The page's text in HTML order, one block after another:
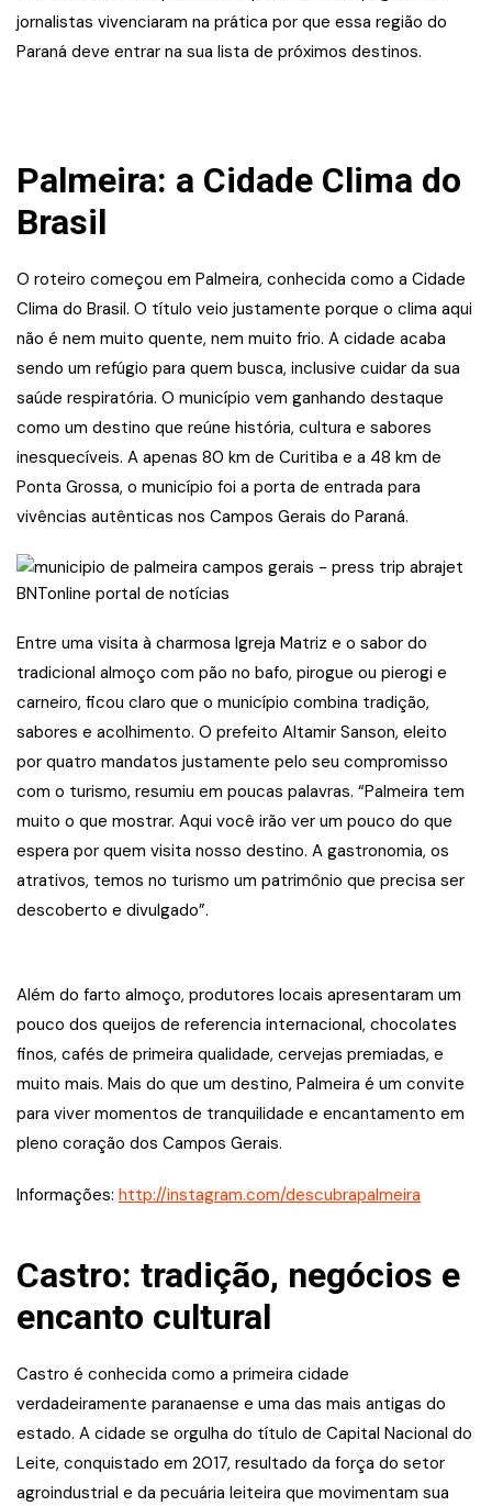
jornalistas vivenciaram na prática por que essa região do
Paraná deve entrar na sua lista de próximos destinos.
Palmeira: a Cidade Clima do
Brasil
O roteiro começou em Palmeira, conhecida como a Cidade
Clima do Brasil. O título veio justamente porque o clima aqui
não é nem muito quente, nem muito frio. A cidade acaba
sendo um refúgio para quem busca, inclusive cuidar da sua
saúde respiratória. O município vem ganhando destaque
como um destino que reúne história, cultura e sabores
inesquecíveis. A apenas 80 km de Curitiba e a 48 km de
Ponta Grossa, o município foi a porta de entrada para
vivências autênticas nos Campos Gerais do Paraná.
Entre uma visita à charmosa Igreja Matriz e o sabor do
tradicional almoço com pão no bafo, pirogue ou pierogi e
carneiro, ficou claro que o município combina tradição,
sabores e acolhimento. O prefeito Altamir Sanson, eleito
por quatro mandatos justamente pelo seu compromisso
com o turismo, resumiu em poucas palavras. “Palmeira tem
muito o que mostrar. Aqui você irão ver um pouco do que
espera por quem visita nosso destino. A gastronomia, os
atrativos, temos no turismo um patrimônio que precisa ser
descoberto e divulgado”.
Além do farto almoço, produtores locais apresentaram um
pouco dos queijos de referencia internacional, chocolates
finos, cafés de primeira qualidade, cervejas premiadas, e
muito mais. Mais do que um destino, Palmeira é um convite
para viver momentos de tranquilidade e encantamento em
pleno coração dos Campos Gerais.
Informações: http://instagram.com/descubrapalmeira
Castro: tradição, negócios e
encanto cultural
Castro é conhecida como a primeira cidade
verdadeiramente paranaense e uma das mais antigas do
estado. A cidade se orgulha do título de Capital Nacional do
Leite, conquistado em 2017, resultado da força do setor
agroindustrial e da pecuária leiteira que movimentam sua